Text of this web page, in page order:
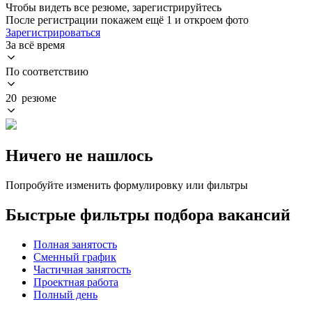
Чтобы видеть все резюме, зарегистрируйтесь
После регистрации покажем ещё 1 и откроем фото
Зарегистрироваться
За всё время
По соответствию
20 резюме
Ничего не нашлось
Попробуйте изменить формулировку или фильтры
Быстрые фильтры подбора вакансий
Полная занятость
Сменный график
Частичная занятость
Проектная работа
Полный день